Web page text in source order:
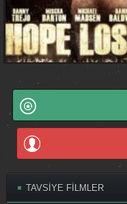
TAVSİYE FİLMLER